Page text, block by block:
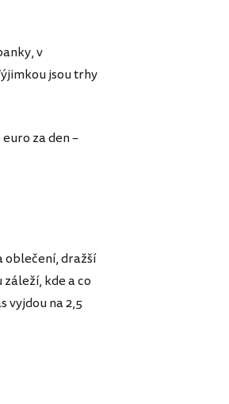
v
jsou trhy
za den –
oblečení, dražší
kde a co
vyjdou na 2,5